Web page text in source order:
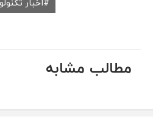
مطالب مشابه